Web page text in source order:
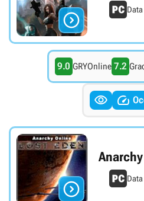

9.0 GRYOnline 7.2
 
